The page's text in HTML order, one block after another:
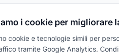
i cookie per migliorare
cookie e tecnologie simili per
tramite Google Analytics.